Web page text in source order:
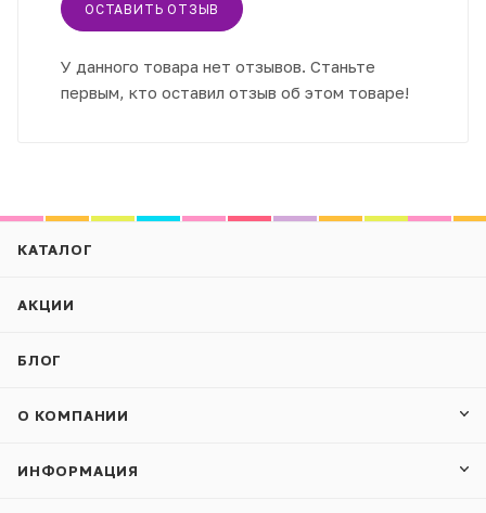
ОСТАВИТЬ ОТЗЫВ
У данного товара нет отзывов. Станьте
первым, кто оставил отзыв об этом товаре!
КАТАЛОГ
АКЦИИ
БЛОГ
О КОМПАНИИ
ИНФОРМАЦИЯ